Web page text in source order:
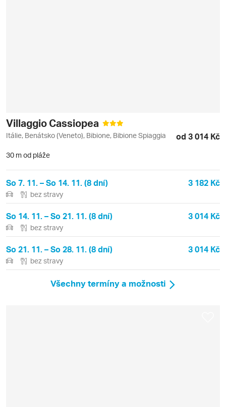
Villaggio Cassiopea
Itálie, Benátsko (Veneto), Bibione, Bibione Spiaggia od 3 014 Kč
30 m od pláže
So 7. 11. – So 14. 11. (8 dní) 3 182 Kč
bez stravy
So 14. 11. – So 21. 11. (8 dní) 3 014 Kč
bez stravy
So 21. 11. – So 28. 11. (8 dní) 3 014 Kč
bez stravy
Všechny termíny a možnosti